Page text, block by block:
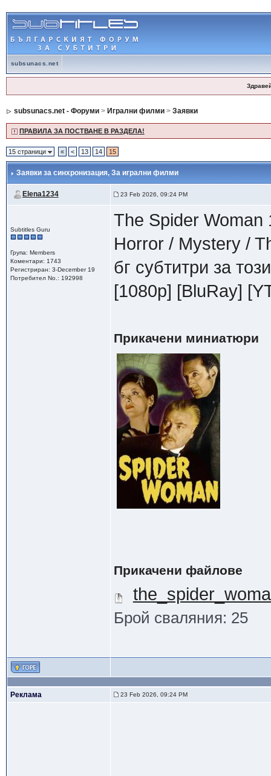
subsunacs.net
subsunacs.net - Форуми> Игрални филми> Заявки
ПРАВИЛА ЗА ПОСТВАНЕ В РАЗДЕЛА!
15 страници « < 13 14 15
Заявки за синхронизация, За игрални филми
Elena1234 23 Feb 2026, 09:24 PM
Subtitles Guru
Група: Members
Коментари: 1743
Регистриран: 3-December 19
Потребител No.: 192998
The Spider Woman
Horror / Mystery /
бг субтитри за
[1080p] [BluRay]
Прикачени миниатюри
Прикачени файлове
Брой сваляния: 25
Реклама 23 Feb 2026, 09:24 PM